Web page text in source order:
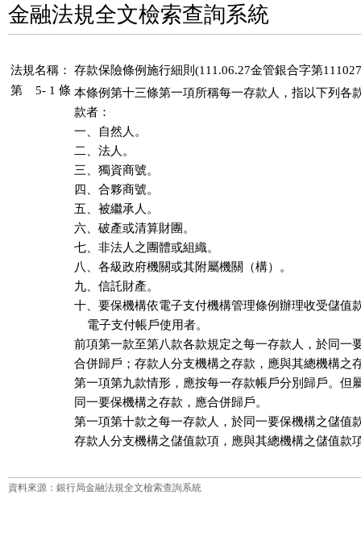
金融法規全文檢索查詢系統
法規名稱：
存款保險條例施行細則(111.06.27金管銀合字第
第 5- 1 條 本條例第十三條第一項所稱每一存款人，指以下列各
款者：
一、自然人。
二、法人。
三、獨資商號。
四、合夥商號。
五、被繼承人。
六、破產或清算財團。
七、非法人之團體或組織。
八、各級政府機關或其附屬機關（構）。
九、信託財產。
十、要保機構依電子支付機構管理條例辦理收受儲值
    電子支付帳戶使用者。
前項第一款至第八款各款規定之每一存款人，於同一
合併歸戶；存款人分支機構之存款，應與其總機構之
第一項第九款情形，應按每一存款帳戶分別歸戶。但
同一要保機構之存款，應合併歸戶。
第一項第十款之每一存款人，於同一要保機構之儲值
存款人分支機構之儲值款項，應與其總機構之儲值款
資料來源：銀行局金融法規全文檢索查詢系統